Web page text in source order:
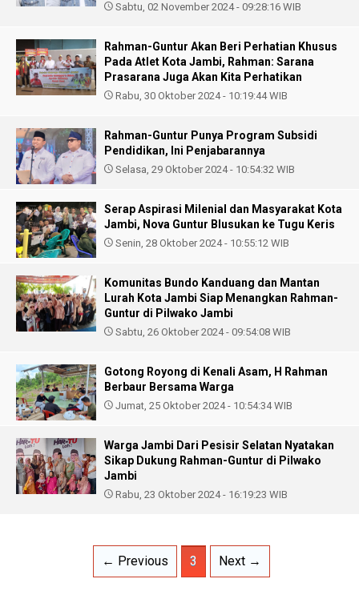
Sabtu, 02 November 2024 - 09:28:16 WIB
Rahman-Guntur Akan Beri Perhatian Khusus
Pada Atlet Kota Jambi, Rahman: Sarana
Prasarana Juga Akan Kita Perhatikan
Rabu, 30 Oktober 2024 - 10:19:44 WIB
Rahman-Guntur Punya Program Subsidi
Pendidikan, Ini Penjabarannya
Selasa, 29 Oktober 2024 - 10:54:32 WIB
Serap Aspirasi Milenial dan Masyarakat Kota
Jambi, Nova Guntur Blusukan ke Tugu Keris
Senin, 28 Oktober 2024 - 10:55:12 WIB
Komunitas Bundo Kanduang dan Mantan
Lurah Kota Jambi Siap Menangkan Rahman-
Guntur di Pilwako Jambi
Sabtu, 26 Oktober 2024 - 09:54:08 WIB
Gotong Royong di Kenali Asam, H Rahman
Berbaur Bersama Warga
Jumat, 25 Oktober 2024 - 10:54:34 WIB
Warga Jambi Dari Pesisir Selatan Nyatakan
Sikap Dukung Rahman-Guntur di Pilwako
Jambi
Rabu, 23 Oktober 2024 - 16:19:23 WIB
← Previous 3 Next →